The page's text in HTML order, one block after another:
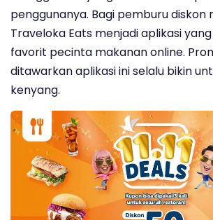
penggunanya. Bagi pemburu diskon
Traveloka Eats menjadi aplikasi
favorit pecinta makanan online.
ditawarkan aplikasi ini selalu bikin
kenyang.